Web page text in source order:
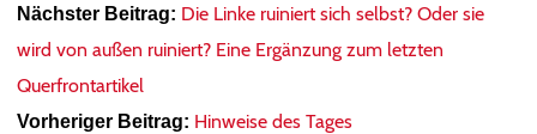
Nächster Beitrag: Die Linke ruiniert sich selbst? Oder sie
wird von außen ruiniert? Eine Ergänzung zum letzten
Querfrontartikel
Vorheriger Beitrag: Hinweise des Tages